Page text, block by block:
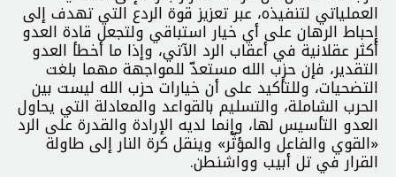
العملياتي لتنفيذه، عبر تعزيز قوة الردع التي تهدف إلى
إحباط الرهان على أي خيار استباقي ولتجعل قادة العدو
أكثر عقلانية في أعقاب الرد الآتي، وإذا ما أخطأ العدو
التقدير، فإن حزب الله مستعدّ للمواجهة مهما بلغت
التضحيات، وللتأكيد على أن خيارات حزب الله ليست بين
الحرب الشاملة، والتسليم بالقواعد والمعادلة التي يحاول
العدو التأسيس لها، وإنما لديه الإرادة والقدرة على الرد
«القوي والفاعل والمؤثّر» وينقل كرة النار إلى طاولة
القرار في تل أبيب وواشنطن.